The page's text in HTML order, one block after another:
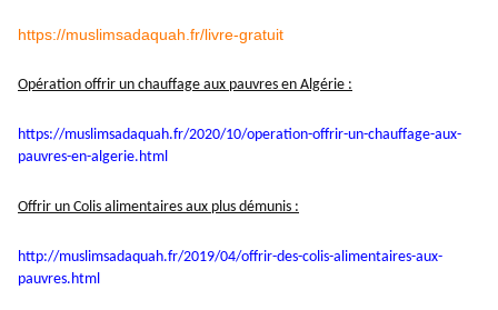
https://muslimsadaquah.fr/livre-gratuit
Opération offrir un chauffage aux pauvres en Algérie :
https://muslimsadaquah.fr/2020/10/operation-offrir-un-chauffage-aux-
pauvres-en-algerie.html
Offrir un Colis alimentaires aux plus démunis :
http://muslimsadaquah.fr/2019/04/offrir-des-colis-alimentaires-aux-
pauvres.html